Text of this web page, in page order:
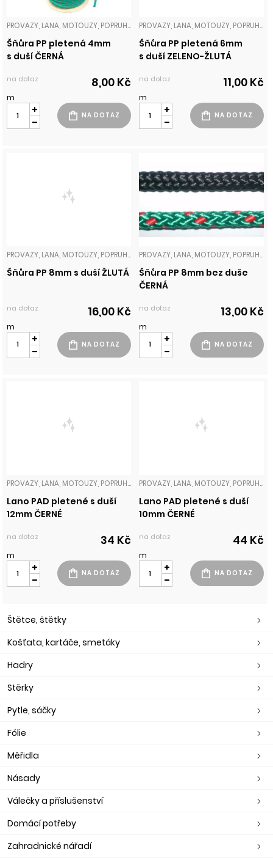
PROVAZY, LANA, MOTOUZY, POPRUHY
Šňůra PP pletená 4mm
s duší ČERNÁ
na dotaz 8,00 Kč
m
PROVAZY, LANA, MOTOUZY, POPRUHY
Šňůra PP pletená 6mm
s duší ZELENO-ŽLUTÁ
na dotaz 11,00 Kč
m
PROVAZY, LANA, MOTOUZY, POPRUHY
Šňůra PP 8mm s duší ŽLUTÁ
na dotaz 16,00 Kč
m
PROVAZY, LANA, MOTOUZY, POPRUHY
Šňůra PP 8mm bez duše
ČERNÁ
na dotaz 13,00 Kč
m
PROVAZY, LANA, MOTOUZY, POPRUHY
Lano PAD pletené s duší
12mm ČERNÉ
na dotaz 34 Kč
m
PROVAZY, LANA, MOTOUZY, POPRUHY
Lano PAD pletené s duší
10mm ČERNÉ
na dotaz 44 Kč
m
Štětce, štětky
Košťata, kartáče, smetáky
Hadry
Stěrky
Pytle, sáčky
Fólie
Měřidla
Násady
Válečky a příslušenství
Domácí potřeby
Zahradnické nářadí